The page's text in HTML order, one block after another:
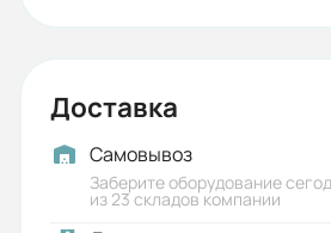
Доставка
Самовывоз
Заберите оборудование
из 23 складов компании